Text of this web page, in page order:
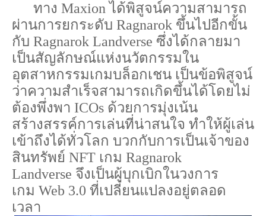
ทาง Maxion ได้พิสูจน์ความสามารถ
ผ่านการยกระดับ Ragnarok ขึ้นไปอีกขั้น
กับ Ragnarok Landverse ซึ่งได้กลายมา
เป็นสัญลักษณ์แห่งนวัตกรรมใน
อุตสาหกรรมเกมบล็อกเชน เป็นข้อพิสูจน์
ว่าความสำเร็จสามารถเกิดขึ้นได้โดยไม่
ต้องพึ่งพา ICOs ด้วยการมุ่งเน้น
สร้างสรรค์การเล่นที่น่าสนใจ ทำให้ผู้เล่น
เข้าถึงได้ทั่วโลก บวกกับการเป็นเจ้าของ
สินทรัพย์ NFT เกม Ragnarok
Landverse จึงเป็นผู้บุกเบิกในวงการ
เกม Web 3.0 ที่เปลี่ยนแปลงอยู่ตลอด
เวลา